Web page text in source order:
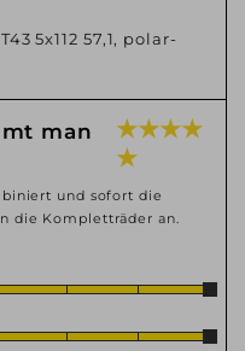
5x112 57,1, polar-
man
★ ★ ★ ★
★
und sofort die
die Kompletträder an.